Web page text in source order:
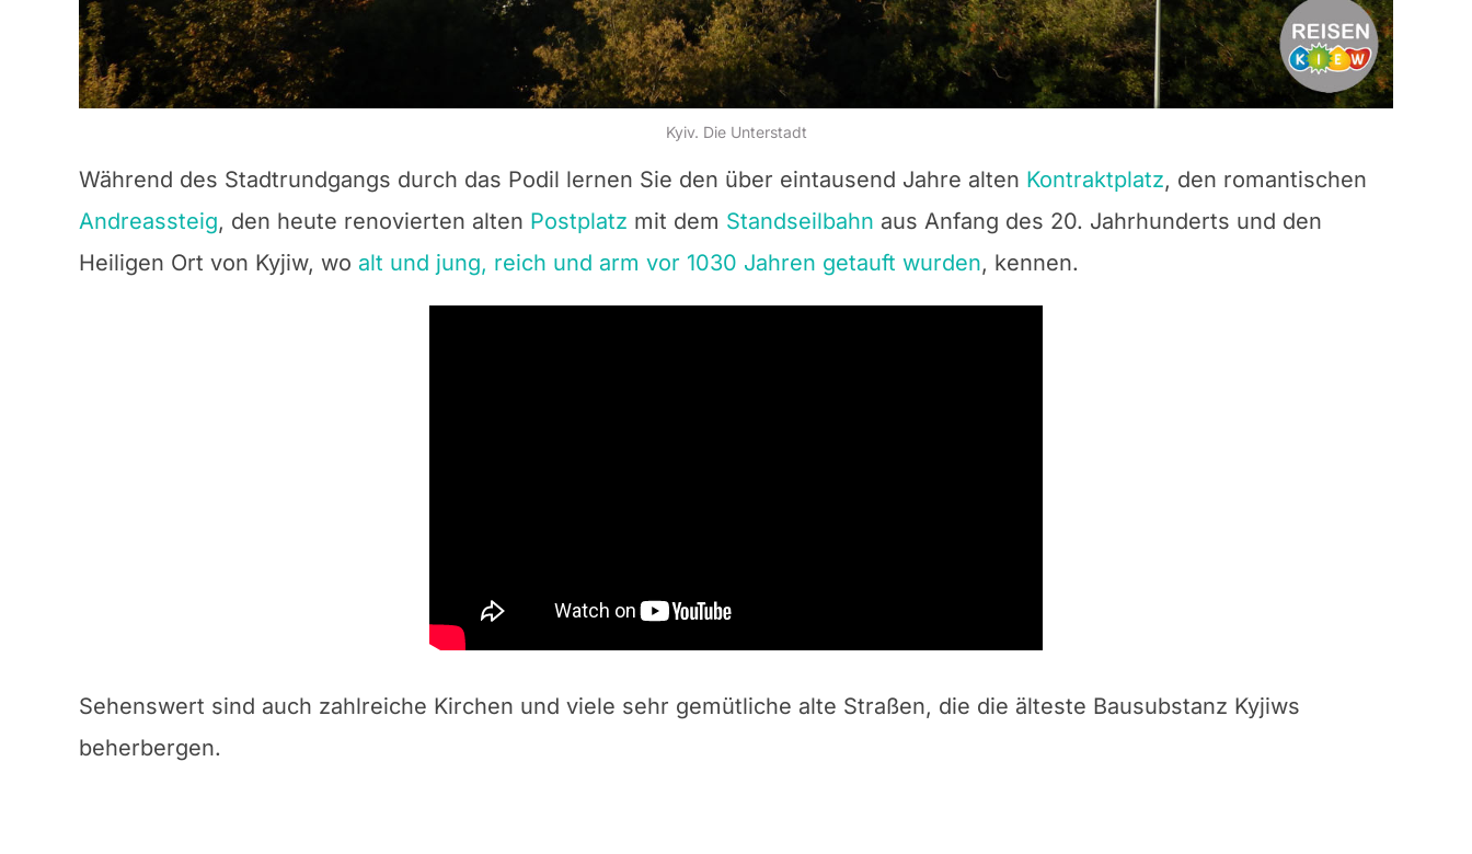
Kyiv. Die Unterstadt
Während des Stadtrundgangs durch das Podil lernen Sie den über eintausend Jahre alten Kontraktplatz, den romantischen
Andreassteig, den heute renovierten alten Postplatz mit dem Standseilbahn aus Anfang des 20. Jahrhunderts und den
Heiligen Ort von Kyjiw, wo alt und jung, reich und arm vor 1030 Jahren getauft wurden, kennen.
Sehenswert sind auch zahlreiche Kirchen und viele sehr gemütliche alte Straßen, die die älteste Bausubstanz Kyjiws
beherbergen.